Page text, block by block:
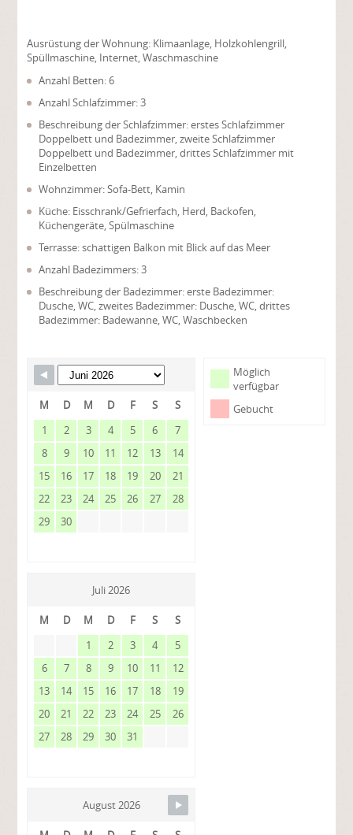
Ausrüstung der Wohnung: Klimaanlage, Holzkohlengrill,
Spüllmaschine, Internet, Waschmaschine
Anzahl Betten: 6
Anzahl Schlafzimmer: 3
Beschreibung der Schlafzimmer: erstes Schlafzimmer
Doppelbett und Badezimmer, zweite Schlafzimmer
Doppelbett und Badezimmer, drittes Schlafzimmer mit
Einzelbetten
Wohnzimmer: Sofa-Bett, Kamin
Küche: Eisschrank/Gefrierfach, Herd, Backofen,
Küchengeräte, Spülmaschine
Terrasse: schattigen Balkon mit Blick auf das Meer
Anzahl Badezimmers: 3
Beschreibung der Badezimmer: erste Badezimmer:
Dusche, WC, zweites Badezimmer: Dusche, WC, drittes
Badezimmer: Badewanne, WC, Waschbecken
Möglich
verfügbar
Gebucht
M D M D F S
S
1
2 3 4 5 6
7
8
9 10 11 12 13
14
15
16 17 18 19 20
21
22
23 24 25 26 27
28
29
30
Juli 2026
M D M D F S
S
1
2 3 4
5
6
7 8 9 10 11
12
13
14 15 16 17 18
19
20
21 22 23 24 25
26
27
28 29 30 31
August 2026